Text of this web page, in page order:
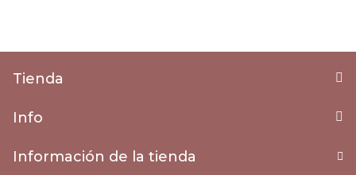
Tienda
Info
Información de la tienda